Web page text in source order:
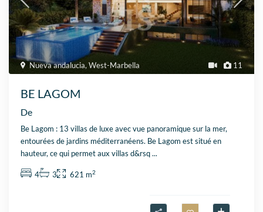
11
Nueva andalucia,West-Marbella
BE LAGOM
De
Be Lagom : 13 villas de luxe avec vue panoramique sur la mer,
entourées de jardins méditerranéens. Be Lagom est situé en
hauteur, ce qui permet aux villas d&rsq...
4 3 621 m2